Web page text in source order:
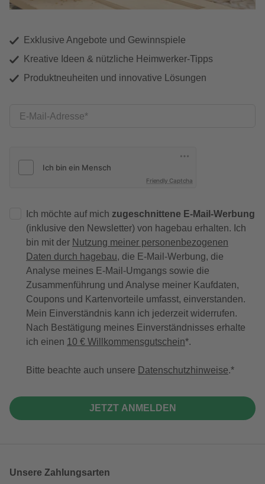
Exklusive Angebote und Gewinnspiele
Kreative Ideen & nützliche Heimwerker-Tipps
Produktneuheiten und innovative Lösungen
E-Mail-Adresse
Friendly Captcha
Ich möchte auf mich zugeschnittene E-Mail-Werbung
(inklusive den Newsletter) von hagebau erhalten. Ich
bin mit der Nutzung meiner personenbezogenen
Daten durch hagebau, die E-Mail-Werbung, die
Analyse meines E-Mail-Umgangs sowie die
Zusammenführung und Analyse meiner Kaufdaten,
Coupons und Kartenvorteile umfasst, einverstanden.
Mein Einverständnis kann ich jederzeit widerrufen.
Nach Bestätigung meines Einverständnisses erhalte
ich einen 10 € Willkommensgutschein*.
Bitte beachte auch unsere Datenschutzhinweise.
JETZT ANMELDEN
Unsere Zahlungsarten